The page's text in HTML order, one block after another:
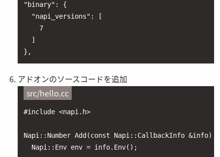
"binary": {
  "napi_versions": [
    7
  ]
},
アドオンのソースコードを追加
src/hello.cc
#include <napi.h>
Napi::Number Add(const Napi::CallbackInfo &info) {
  Napi::Env env = info.Env();